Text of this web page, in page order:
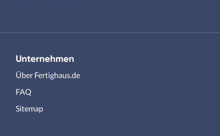
Unternehmen
Über Fertighaus.de
FAQ
Sitemap